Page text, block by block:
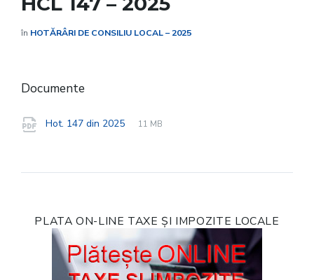
în HOTĂRÂRI DE CONSILIU LOCAL – 2025
Documente
Hot. 147 din 2025
File
pdf
File
11 MB
PLATA ON-LINE TAXE ȘI IMPOZITE LOCALE